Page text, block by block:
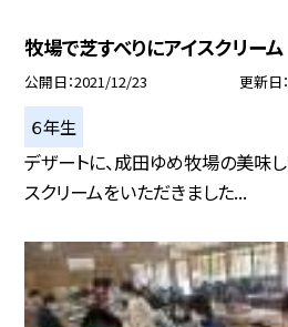
牧場で芝すべりにアイスクリーム
公開日 2021/12/23 更新日
６年生
デザートに、成田ゆめ牧場の美味
スクリームをいただきました...